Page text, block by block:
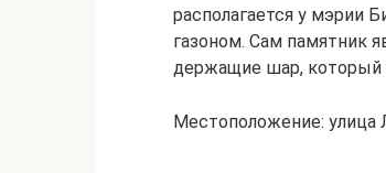
располагается у мэрии
газоном. Сам памятник
держащие шар, который
Местоположение: улица